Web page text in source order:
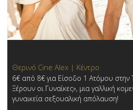
Θερινό Cine Alex | Κέντρο
6€ από 8€ για Είσοδο 1 Ατόμου στην
Ξέρουν οι Γυναίκες», μια γαλλική
γυναικεία σεξουαλική απόλαυση!